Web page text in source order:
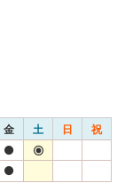
金 土 日 祝